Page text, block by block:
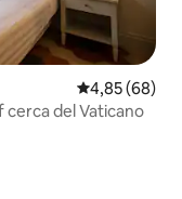
Calificación
4,85 (68)
cerca del Vaticano